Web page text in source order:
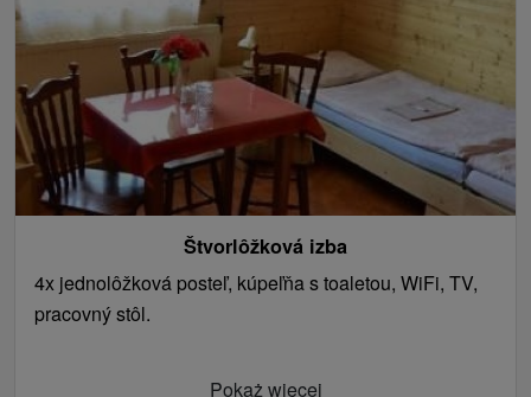
Štvorlôžková izba
4x jednolôžková posteľ, kúpeľňa s toaletou, WiFi, TV,
pracovný stôl.
Pokaż więcej